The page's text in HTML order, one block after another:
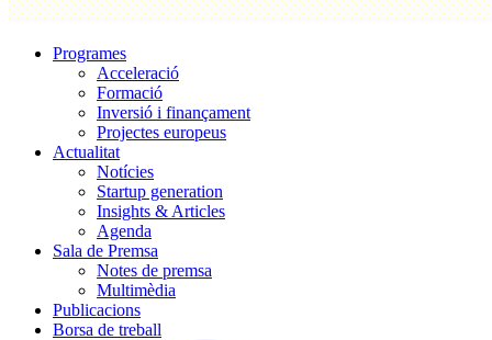
Programes
Acceleració
Formació
Inversió i finançament
Projectes europeus
Actualitat
Notícies
Startup generation
Insights & Articles
Agenda
Sala de Premsa
Notes de premsa
Multimèdia
Publicacions
Borsa de treball